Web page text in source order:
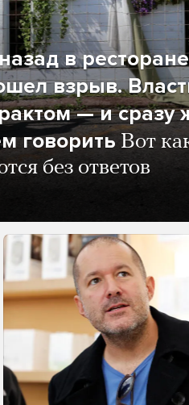
в
взрыв.
— и сразу
говорить Вот
без ответов